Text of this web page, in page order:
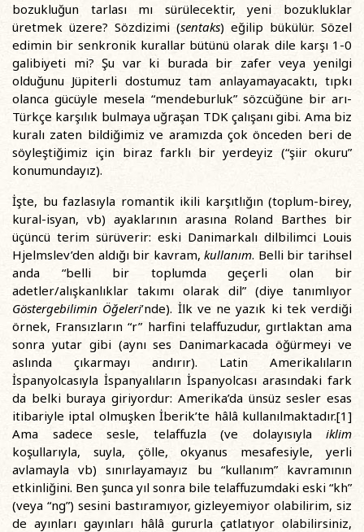
bozukluğun tarlası mı sürülecektir, yeni bozukluklar
üretmek üzere? Sözdizimi (sentaks) eğilip bükülür. Sözel
edimin bir senkronik kurallar bütünü olarak dile karşı 1-0
galibiyeti mi? Şu var ki burada bir zafer veya yenilgi
olduğunu Jüpiterli dostumuz tam anlayamayacaktı, tıpkı
olanca gücüyle mesela “mendeburluk” sözcüğüne bir arı-
Türkçe karşılık bulmaya uğraşan TDK çalışanı gibi. Ama biz
kuralı zaten bildiğimiz ve aramızda çok önceden beri de
söyleştiğimiz için biraz farklı bir yerdeyiz (“şiir okuru”
konumundayız).
İşte, bu fazlasıyla romantik ikili karşıtlığın (toplum-birey,
kural-isyan, vb) ayaklarının arasına Roland Barthes bir
üçüncü terim sürüverir: eski Danimarkalı dilbilimci Louis
Hjelmslev’den aldığı bir kavram,kullanım. Belli bir tarihsel
anda “belli bir toplumda geçerli olan bir
adetler/alışkanlıklar takımı olarak dil” (diye tanımlıyor
Göstergebilimin Öğeleri’nde). İlk ve ne yazık ki tek verdiği
örnek, Fransızların “r” harfini telaffuzudur, gırtlaktan ama
sonra yutar gibi (aynı ses Danimarkacada öğürmeyi ve
aslında çıkarmayı andırır). Latin Amerikalıların
İspanyolcasıyla İspanyalıların İspanyolcası arasındaki fark
da belki buraya giriyordur: Amerika’da ünsüz sesler esas
itibariyle iptal olmuşken İberik’te hâlâ kullanılmaktadır.[1]
Ama sadece sesle, telaffuzla (ve dolayısıyla iklim
koşullarıyla, suyla, çölle, okyanus mesafesiyle, yerli
avlamayla vb) sınırlayamayız bu “kullanım” kavramının
etkinliğini. Ben şunca yıl sonra bile telaffuzumdaki eski “kh”
(veya “ng”) sesini bastıramıyor, gizleyemiyor olabilirim, siz
de ayınları gayınları hâlâ gururla çatlatıyor olabilirsiniz,